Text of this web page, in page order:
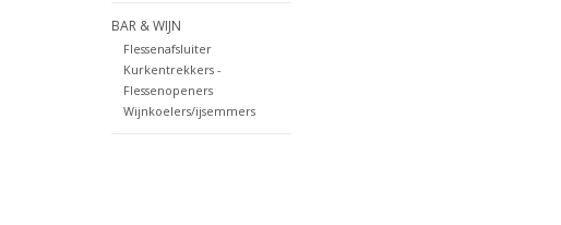
BAR & WIJN
Flessenafsluiter
Kurkentrekkers -
Flessenopeners
Wijnkoelers/ijsemmers